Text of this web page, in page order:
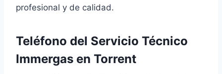
profesional y de calidad.
Teléfono del Servicio Técnico
Immergas en Torrent